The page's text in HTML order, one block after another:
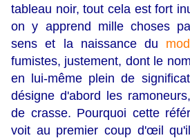
tableau noir, tout cela est fort
on y apprend mille choses
sens et la naissance du
fumistes, justement, dont le
en lui-même plein de
désigne d'abord les
de crasse. Pourquoi cette
voit au premier coup d'œil